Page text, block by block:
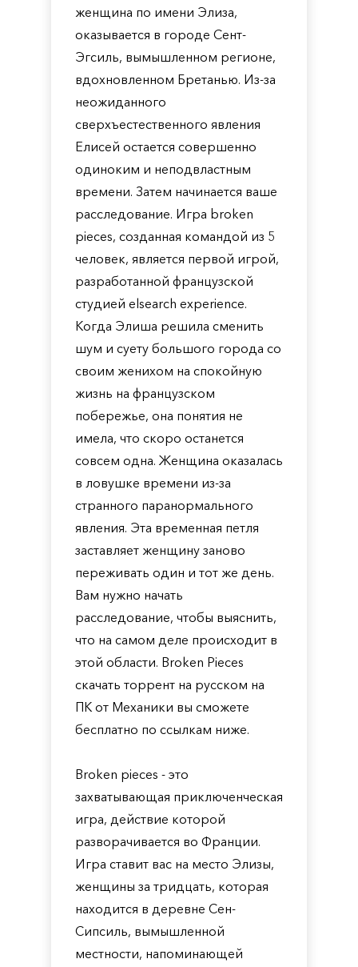
женщина по имени Элиза,
оказывается в городе Сент-
Эгсиль, вымышленном регионе,
вдохновленном Бретанью. Из-за
неожиданного
сверхъестественного явления
Елисей остается совершенно
одиноким и неподвластным
времени. Затем начинается ваше
расследование. Игра broken
pieces, созданная командой из 5
человек, является первой игрой,
разработанной французской
студией elsearch experience.
Когда Элиша решила сменить
шум и суету большого города со
своим женихом на спокойную
жизнь на французском
побережье, она понятия не
имела, что скоро останется
совсем одна. Женщина оказалась
в ловушке времени из-за
странного паранормального
явления. Эта временная петля
заставляет женщину заново
переживать один и тот же день.
Вам нужно начать
расследование, чтобы выяснить,
что на самом деле происходит в
этой области. Broken Pieces
скачать торрент на русском на
ПК от Механики вы сможете
бесплатно по ссылкам ниже.
Broken pieces - это
захватывающая приключенческая
игра, действие которой
разворачивается во Франции.
Игра ставит вас на место Элизы,
женщины за тридцать, которая
находится в деревне Сен-
Сипсиль, вымышленной
местности, напоминающей